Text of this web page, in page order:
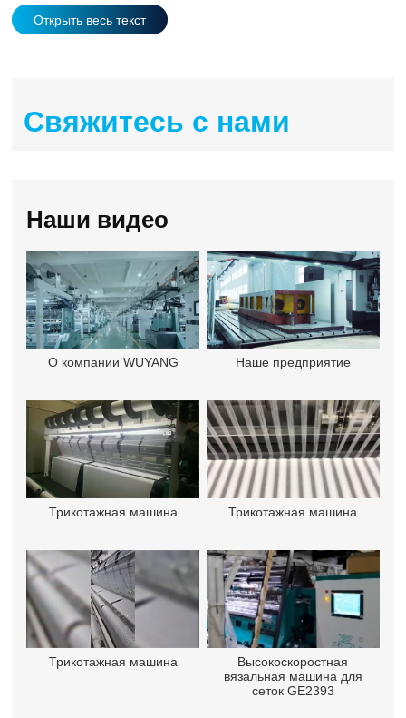
Открыть весь текст
Свяжитесь с нами
Наши видео
О компании WUYANG Наше предприятие
Трикотажная машина Трикотажная машина
Трикотажная машина
Высокоскоростная
вязальная машина для
сеток GE2393